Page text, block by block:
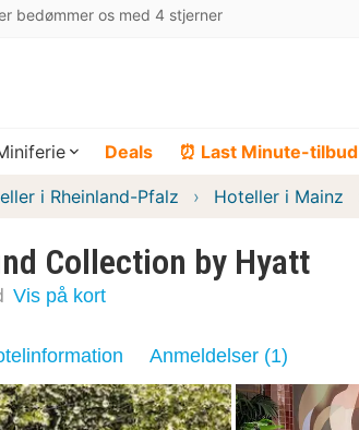
bedømmer os med 4 stjerner
Deals ⏰ Last Minute-tilbud
i Rheinland-Pfalz Hoteller i Mainz
Collection by Hyatt
Vis på kort
Anmeldelser (1)